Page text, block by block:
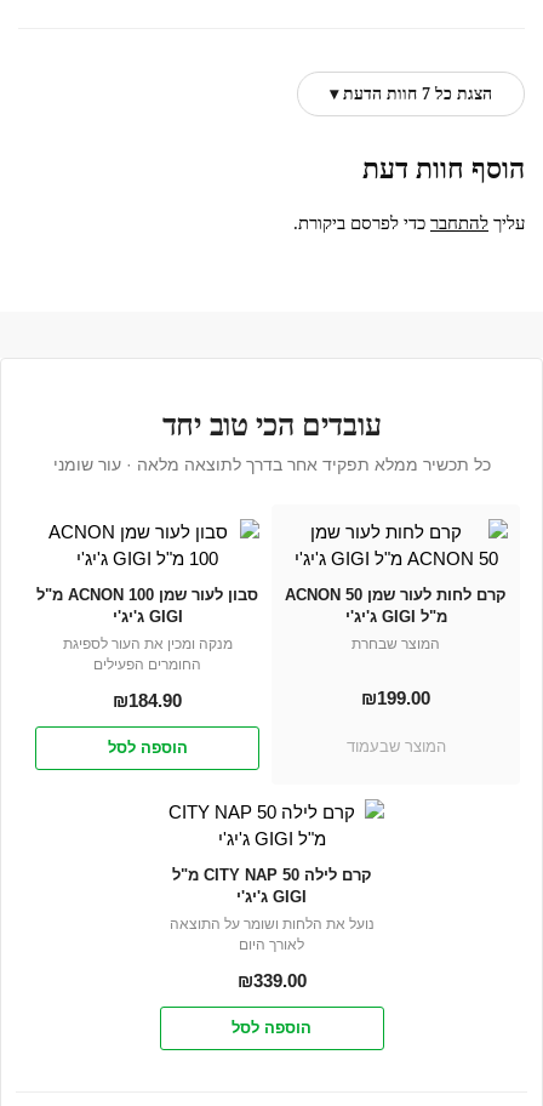
הצגת כל 7 חוות הדעת ▾
הוסף חוות דעת
עליך להתחבר כדי לפרסם ביקורת.
עובדים הכי טוב יחד
כל תכשיר ממלא תפקיד אחר בדרך לתוצאה מלאה · עור שומני
קרם לחות לעור שמן ACNON 50
מ"ל GIGI ג'יג'י
המוצר שבחרת
₪199.00
המוצר שבעמוד
סבון לעור שמן ACNON 100 מ"ל
GIGI ג'יג'י
מנקה ומכין את העור לספיגת
החומרים הפעילים
₪184.90
הוספה לסל
קרם לילה CITY NAP 50 מ"ל
GIGI ג'יג'י
נועל את הלחות ושומר על התוצאה
לאורך היום
₪339.00
הוספה לסל